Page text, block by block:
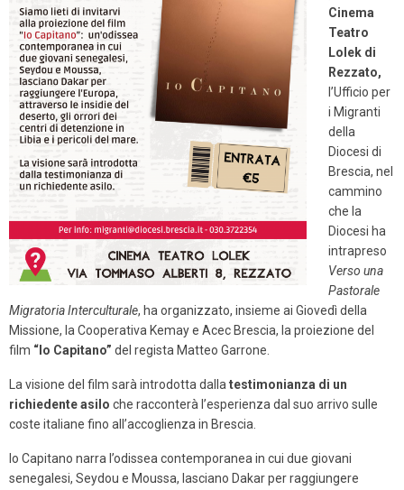
Cinema
Teatro
Lolek di
Rezzato,
l’Ufficio per
i Migranti
della
Diocesi di
Brescia, nel
cammino
che la
Diocesi ha
intrapreso
Verso una
Pastorale
Migratoria Interculturale, ha organizzato, insieme ai Giovedì della
Missione, la Cooperativa Kemay e Acec Brescia, la proiezione del
film “Io Capitano” del regista Matteo Garrone.
La visione del film sarà introdotta dalla testimonianza di un
richiedente asilo che racconterà l’esperienza dal suo arrivo sulle
coste italiane fino all’accoglienza in Brescia.
Io Capitano narra l’odissea contemporanea in cui due giovani
senegalesi, Seydou e Moussa, lasciano Dakar per raggiungere